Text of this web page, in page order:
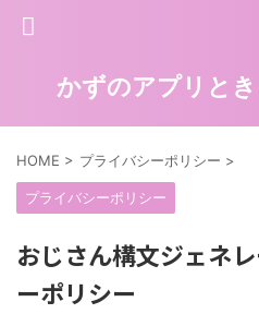
かずのアプリと
HOME > プライバシーポリシー >
プライバシーポリシー
おじさん構文ジェネ
ーポリシー